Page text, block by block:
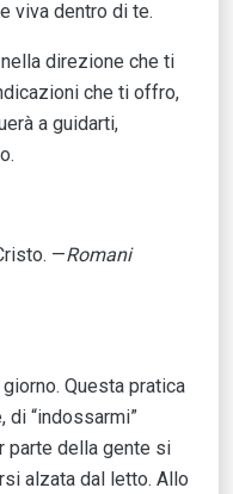
viva dentro di te.
direzione che ti
che ti offro,
a guidarti,
—Romani
Questa pratica
di “indossarmi”
parte della gente si
alzata dal letto. Allo